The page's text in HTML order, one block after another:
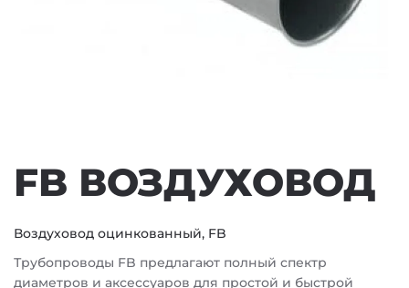
FB ВОЗДУХОВОД
Воздуховод оцинкованный, FB
Трубопроводы FB предлагают полный спектр
диаметров и аксессуаров для простой и быстрой